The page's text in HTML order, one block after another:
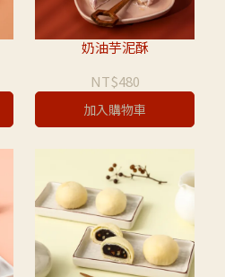
奶油芋泥酥
NT$480
加入購物車